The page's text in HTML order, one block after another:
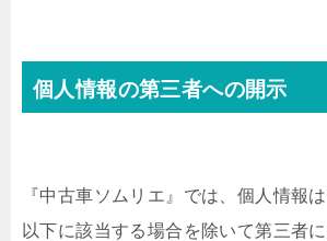
個人情報の第三者への開示
『中古車ソムリエ』では、個人情報
以下に該当する場合を除いて第三者